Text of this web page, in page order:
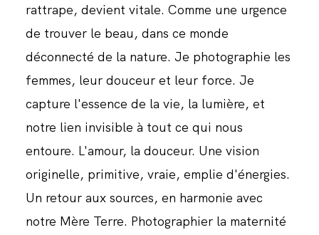
rattrape, devient vitale. Comme une urgence
de trouver le beau, dans ce monde
déconnecté de la nature. Je photographie les
femmes, leur douceur et leur force. Je
capture l'essence de la vie, la lumière, et
notre lien invisible à tout ce qui nous
entoure. L'amour, la douceur. Une vision
originelle, primitive, vraie, emplie d'énergies.
Un retour aux sources, en harmonie avec
notre Mère Terre. Photographier la maternité